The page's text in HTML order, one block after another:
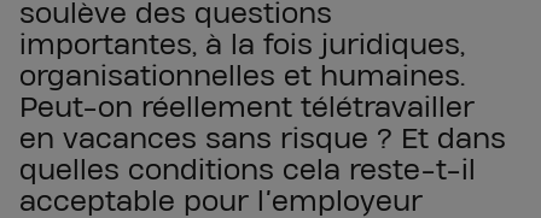
soulève des questions
importantes, à la fois juridiques,
organisationnelles et humaines.
Peut-on réellement télétravailler
en vacances sans risque ? Et dans
quelles conditions cela reste-t-il
acceptable pour l’employeur